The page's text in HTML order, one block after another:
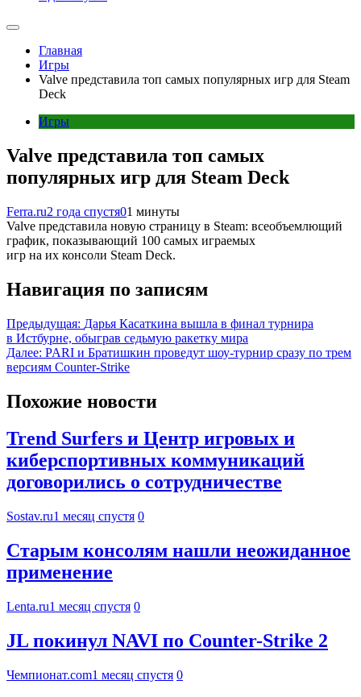
Главная
Игры
Valve представила топ самых популярных игр для Steam
Deck
Игры
Valve представила топ самых
популярных игр для Steam Deck
Ferra.ru2 года спустя01 минуты
Valve представила новую страницу в Steam: всеобъемлющий
график, показывающий 100 самых играемых
игр на их консоли Steam Deck.
Навигация по записям
Предыдущая: Дарья Касаткина вышла в финал турнира
в Истбурне, обыграв седьмую ракетку мира
Далее: PARI и Братишкин проведут шоу-турнир сразу по трем
версиям Counter-Strike
Похожие новости
Trend Surfers и Центр игровых и
киберспортивных коммуникаций
договорились о сотрудничестве
Sostav.ru1 месяц спустя 0
Старым консолям нашли неожиданное
применение
Lenta.ru1 месяц спустя 0
JL покинул NAVI по Counter-Strike 2
Чемпионат.com1 месяц спустя 0